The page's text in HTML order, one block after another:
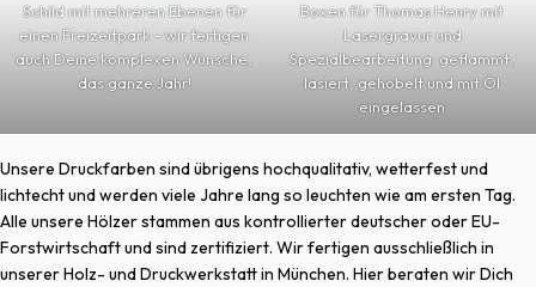
Schild mit mehreren Ebenen für
einen Freizeitpark – wir fertigen
auch Deine komplexen Wünsche,
das ganze Jahr!
Boxen für Thomas Henry mit
Lasergravur und
Spezialbearbeitung: geflammt,
lasiert, gehobelt und mit Öl
eingelassen
Unsere Druckfarben sind übrigens hochqualitativ, wetterfest und
lichtecht und werden viele Jahre lang so leuchten wie am ersten Tag.
Alle unsere Hölzer stammen aus kontrollierter deutscher oder EU-
Forstwirtschaft und sind zertifiziert. Wir fertigen ausschließlich in
unserer Holz- und Druckwerkstatt in München. Hier beraten wir Dich